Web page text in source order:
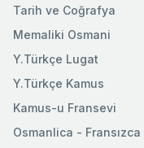
Tarih ve Coğrafya
Memaliki Osmani
Y.Türkçe Lugat
Y.Türkçe Kamus
Kamus-u Fransevi
Osmanlica - Fransızca